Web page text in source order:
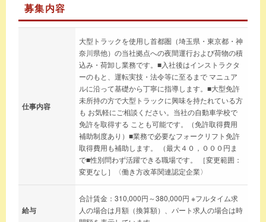
募集内容
仕事内容
大型トラックを使用し首都圏（埼玉県・東京都・神
奈川県他）の当社拠点への夜間運行および荷物の積
込み・荷卸し業務です。■入社後はインストラクタ
ーのもと、運転実技・法令等に至るまで マニュア
ルに沿って基礎から丁寧に指導します。■大型免許
未所持の方で大型トラックに興味を持たれている方
も お気軽にご相談ください。当社の自動車学校で
免許を取得する ことも可能です。（免許取得費用
補助制度あり）■業務で必要なフォークリフト免許
取得費用も補助します。 （最大４０，０００円ま
で■性別問わず活躍できる職場です。 ［変更範囲：
変更なし］〈働き方改革関連認定企業〉
給与
合計賃金：310,000円～380,000円 ※フルタイム求
人の場合は月額（換算額）、パート求人の場合は時